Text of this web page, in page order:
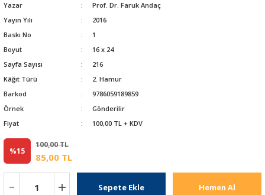
Yazar
Prof. Dr. Faruk Andaç
Yayın Yılı
2016
Baskı No
1
Boyut
16 x 24
Sayfa Sayısı
216
Kâğıt Türü
2. Hamur
Barkod
9786059189859
Örnek
Gönderilir
Fiyat
100,00 TL + KDV
%15
100,00 TL
85,00 TL
Sepete Ekle Hemen Al